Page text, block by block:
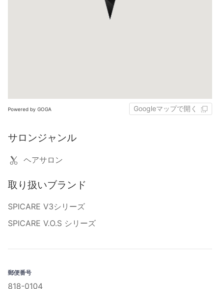
Powered by GOGA Googleマップで開く
サロンジャンル
ヘアサロン
取り扱いブランド
SPICARE V3シリーズ
SPICARE V.O.S シリーズ
郵便番号
818-0104